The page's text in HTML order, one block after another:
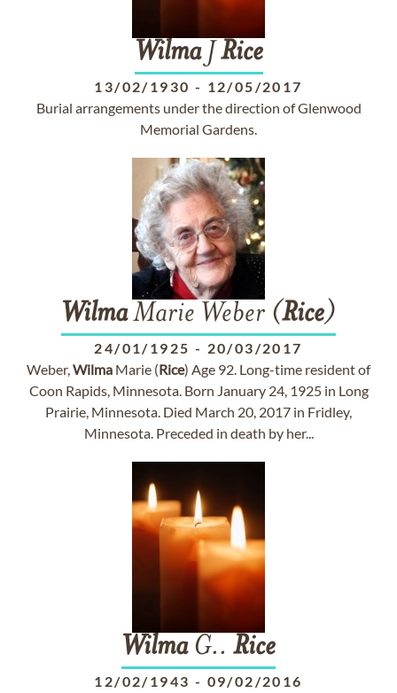
WilmaJ Rice
13/02/1930 - 12/05/2017
Burial arrangements under the direction of Glenwood
Memorial Gardens.
WilmaMarie Weber (Rice)
24/01/1925 - 20/03/2017
Weber,Wilma Marie (Rice) Age 92. Long-time resident of
Coon Rapids, Minnesota. Born January 24, 1925 in Long
Prairie, Minnesota. Died March 20, 2017 in Fridley,
Minnesota. Preceded in death by her...
WilmaG.. Rice
12/02/1943 - 09/02/2016